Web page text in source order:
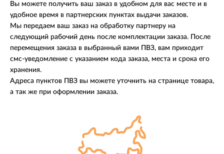
Вы можете получить ваш заказ в удобном для вас месте и в
удобное время в партнерских пунктах выдачи заказов.
Мы передаем ваш заказ на обработку партнеру на
следующий рабочий день после комплектации заказа. После
перемещения заказа в выбранный вами ПВЗ, вам приходит
смс-уведомление с указанием кода заказа, места и срока его
хранения.
Адреса пунктов ПВЗ вы можете уточнить на странице товара,
а так же при оформлении заказа.